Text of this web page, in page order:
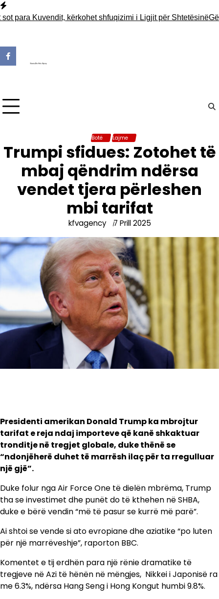
Skip
to
Kuvendit, kërkohet shfuqizimi i Ligjit për Shtetësinë
Botë Lajme
Trumpi sfidues: Zotohet të
mbaj qëndrim ndërsa
vendet tjera përleshen
mbi tarifat
kfvagency 7 Prill 2025
Presidenti amerikan Donald Trump ka mbrojtur
tarifat e reja ndaj importeve që kanë shkaktuar
tronditje në tregjet globale, duke thënë se
“ndonjëherë duhet të marrësh ilaç për ta rregulluar
një gjë”.
Duke folur nga Air Force One të dielën mbrëma, Trump
tha se investimet dhe punët do të kthehen në SHBA,
duke e bërë vendin “më të pasur se kurrë më parë”.
Ai shtoi se vende si ato evropiane dhe aziatike “po luten
për një marrëveshje”, raporton BBC.
Komentet e tij erdhën para një rënie dramatike të
tregjeve në Azi të hënën në mëngjes, Nikkei i Japonisë ra
me 6.3%, ndërsa Hang Seng i Hong Kongut humbi 9.8%.